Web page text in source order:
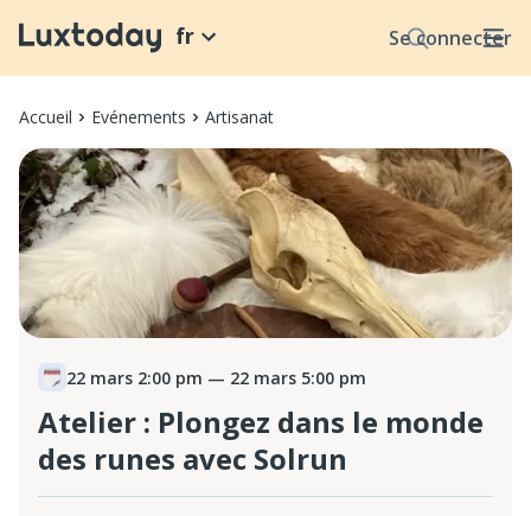
Se connecter
fr
Accueil Evénements Artisanat
22 mars 2:00 pm — 22 mars 5:00 pm
Atelier : Plongez dans le monde
des runes avec Solrun